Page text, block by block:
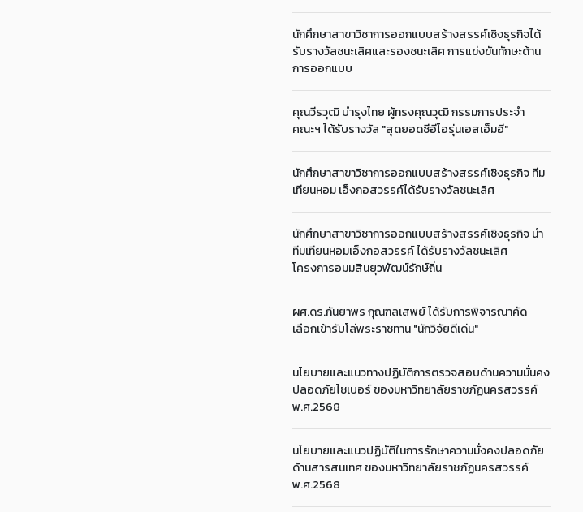
นักศึกษาสาขาวิชาการออกแบบสร้างสรรค์เชิงธุรกิจได้
รับรางวัลชนะเลิศและรองชนะเลิศ การแข่งขันทักษะด้าน
การออกแบบ
คุณวีรวุฒิ บำรุงไทย ผู้ทรงคุณวุฒิ กรรมการประจำ
คณะฯ ได้รับรางวัล "สุดยอดซีอีโอรุ่นเอสเอ็มอี"
นักศึกษาสาขาวิชาการออกแบบสร้างสรรค์เชิงธุรกิจ ทีม
เทียนหอม เอ็งกอสวรรค์ได้รับรางวัลชนะเลิศ
นักศึกษาสาขาวิชาการออกแบบสร้างสรรค์เชิงธุรกิจ นำ
ทีมเทียนหอมเอ็งกอสวรรค์ ได้รับรางวัลชนะเลิศ
โครงการอมมสินยุวพัฒน์รักษ์ถิ่น
ผศ.ดร.กันยาพร กุณฑลเสพย์ ได้รับการพิจารณาคัด
เลือกเข้ารับโล่พระราชทาน "นักวิจัยดีเด่น"
นโยบายและแนวทางปฏิบัติการตรวจสอบด้านความมั่นคง
ปลอดภัยไซเบอร์ ของมหาวิทยาลัยราชภัฏนครสวรรค์
พ.ศ.2568
นโยบายและแนวปฏิบัติในการรักษาความมั่งคงปลอดภัย
ด้านสารสนเทศ ของมหาวิทยาลัยราชภัฏนครสวรรค์
พ.ศ.2568